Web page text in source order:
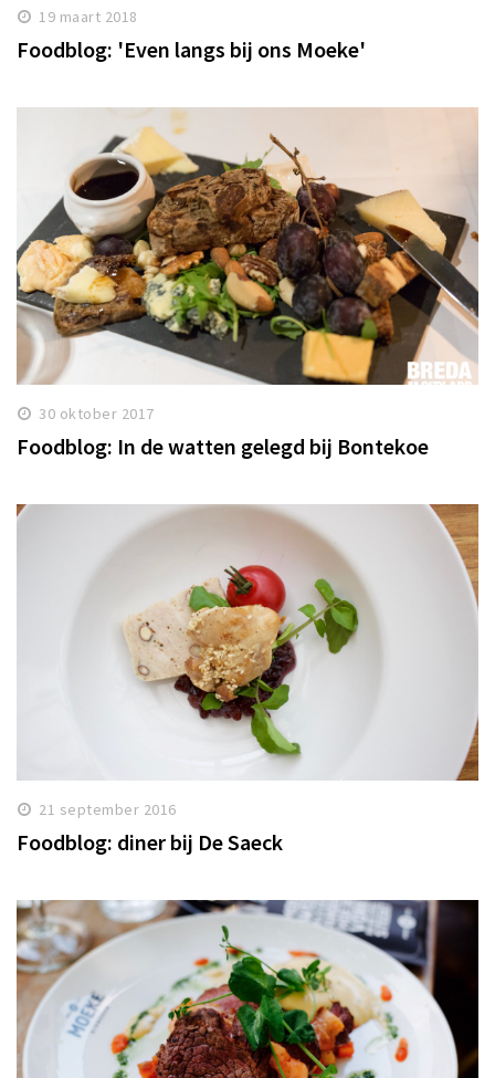
19 maart 2018
Foodblog: 'Even langs bij ons Moeke'
30 oktober 2017
Foodblog: In de watten gelegd bij Bontekoe
21 september 2016
Foodblog: diner bij De Saeck